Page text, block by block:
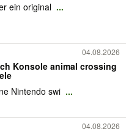
ein original ...
04.08.2026
Konsole animal crossing
Nintendo swi ...
04.08.2026